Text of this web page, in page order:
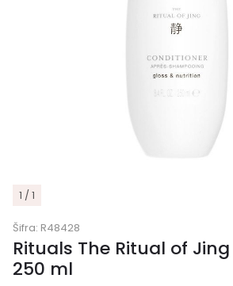
1 / 1
Šifra: R48428
Rituals The Ritual of
250 ml